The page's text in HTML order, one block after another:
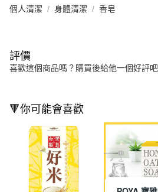
個人清潔 身體清潔 香皂
評價
喜歡這個商品嗎？購買後給他一個好評吧
🔻你可能會喜歡